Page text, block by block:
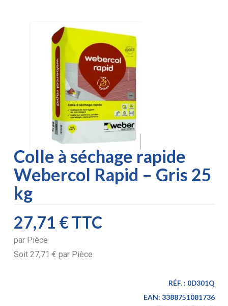
Colle à séchage rapide
Webercol Rapid – Gris 25
kg
27,71 €TTC
par Pièce
Soit 27,71 € par Pièce
RÉF. : 0D301Q
EAN: 3388751081736